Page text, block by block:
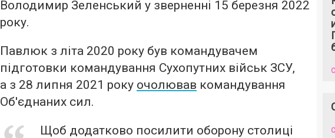
Володимир Зеленський у зверненні 15 березня 2022
року.
Павлюк з літа 2020 року був командувачем
підготовки командування Сухопутних військ ЗСУ,
а з 28 липня 2021 року очолював командування
Об'єднаних сил.
Щоб додатково посилити оборону столиці